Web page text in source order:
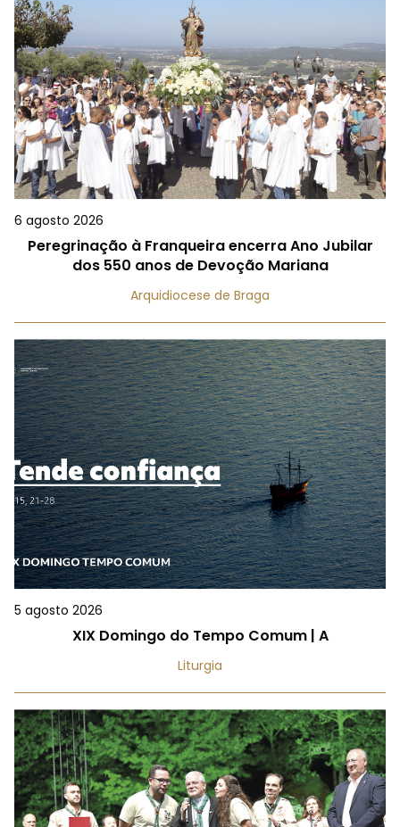
6 agosto 2026
Peregrinação à Franqueira encerra Ano Jubilar
dos 550 anos de Devoção Mariana
Arquidiocese de Braga
5 agosto 2026
XIX Domingo do Tempo Comum | A
Liturgia